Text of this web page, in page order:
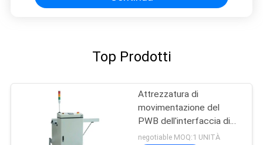
Top Prodotti
Attrezzatura di
movimentazione del
PWB dell'interfaccia di
SMEMA
negotiable MOQ:1 UNITÀ